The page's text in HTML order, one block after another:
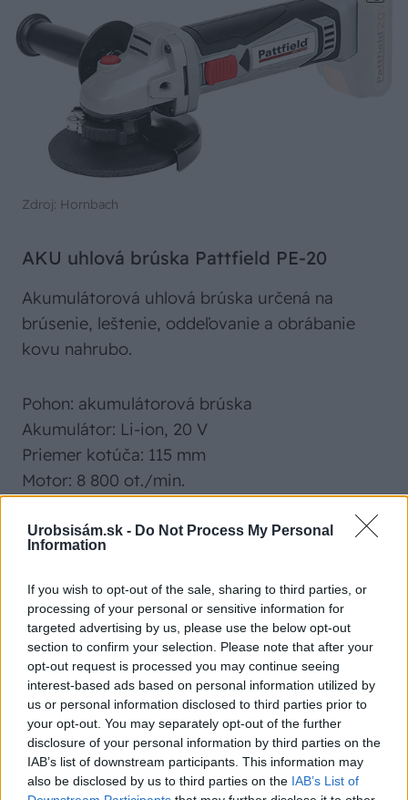
Urobsisám.sk - Do Not Process My Personal
Information
If you wish to opt-out of the sale, sharing to third parties, or
processing of your personal or sensitive information for
targeted advertising by us, please use the below opt-out
section to confirm your selection. Please note that after your
opt-out request is processed you may continue seeing
interest-based ads based on personal information utilized by
us or personal information disclosed to third parties prior to
your opt-out. You may separately opt-out of the further
disclosure of your personal information by third parties on the
IAB’s list of downstream participants. This information may
also be disclosed by us to third parties on the IAB’s List of
Zdroj: Hornbach
AKU uhlová brúska Pattfield PE-20
Akumulátorová uhlová brúska určená na
brúsenie, leštenie, oddeľovanie a obrábanie
kovu nahrubo.
Pohon: akumulátorová brúska
Akumulátor: Li-ion, 20 V
Priemer kotúča: 115 mm
Motor: 8 800 ot./min.
Odporúčaná cena: 49 € (cena bez akumulátora;
cena akumulátora 40 €/ks)
www.hornbach.sk